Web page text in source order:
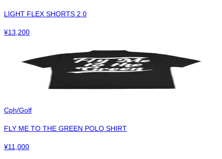
LIGHT FLEX SHORTS 2.0
¥13,200
Cph/Golf
FLY ME TO THE GREEN POLO SHIRT
¥11,000